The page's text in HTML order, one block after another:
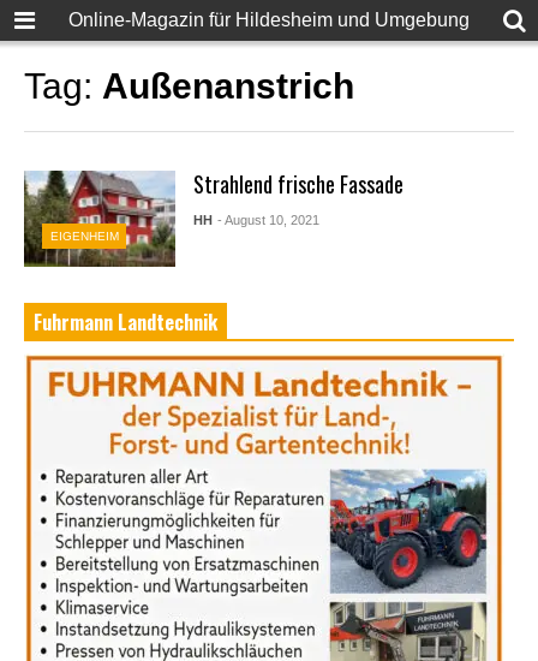
Online-Magazin für Hildesheim und Umgebung
Tag: Außenanstrich
EIGENHEIM
Strahlend frische Fassade
HH - August 10, 2021
Fuhrmann Landtechnik